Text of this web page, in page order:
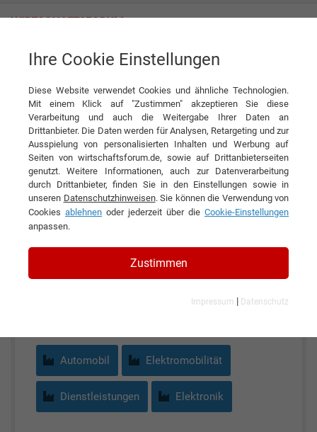
EVO GmbH
KONTAKT
EVO GmbH
Automobil Elektromobilität
Dienstleistungen Elektronik
Ihre Cookie Einstellungen
Diese Website verwendet Cookies und ähnliche Technologien.
Mit einem Klick auf "Zustimmen" akzeptieren Sie diese
Verarbeitung und auch die Weitergabe Ihrer Daten an
Drittanbieter. Die Daten werden für Analysen, Retargeting und zur
Ausspielung von personalisierten Inhalten und Werbung auf
Seiten von wirtschaftsforum.de, sowie auf Drittanbieterseiten
genutzt. Weitere Informationen, auch zur Datenverarbeitung
durch Drittanbieter, finden Sie in den Einstellungen sowie in
unseren Datenschutzhinweisen. Sie können die Verwendung von
Cookies ablehnen oder jederzeit über die Cookie-Einstellungen
anpassen.
Zustimmen
Impressum | Datenschutz